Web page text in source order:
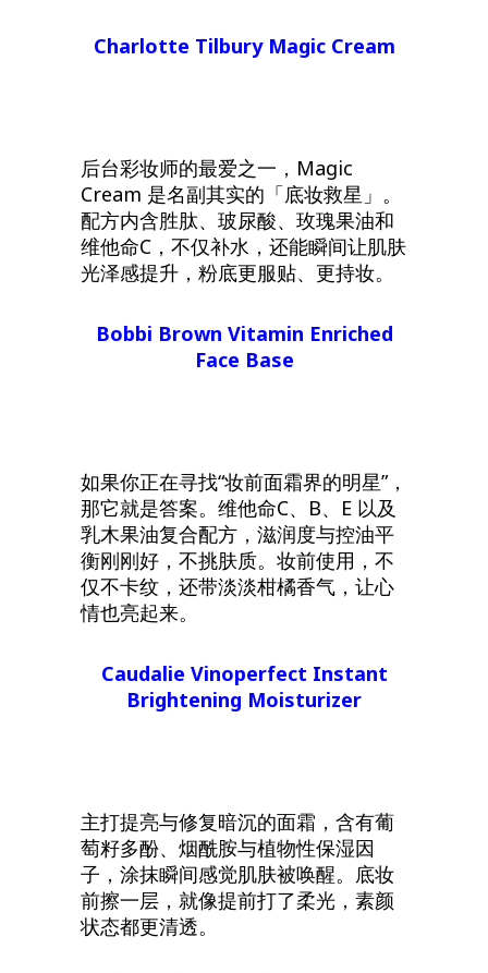
Charlotte Tilbury Magic Cream
后台彩妆师的最爱之一，Magic
Cream 是名副其实的「底妆救星」。
配方内含胜肽、玻尿酸、玫瑰果油和
维他命C，不仅补水，还能瞬间让肌肤
光泽感提升，粉底更服贴、更持妆。
Bobbi Brown Vitamin Enriched
Face Base
如果你正在寻找“妆前面霜界的明星”，
那它就是答案。维他命C、B、E 以及
乳木果油复合配方，滋润度与控油平
衡刚刚好，不挑肤质。妆前使用，不
仅不卡纹，还带淡淡柑橘香气，让心
情也亮起来。
Caudalie Vinoperfect Instant
Brightening Moisturizer
主打提亮与修复暗沉的面霜，含有葡
萄籽多酚、烟酰胺与植物性保湿因
子，涂抹瞬间感觉肌肤被唤醒。底妆
前擦一层，就像提前打了柔光，素颜
状态都更清透。